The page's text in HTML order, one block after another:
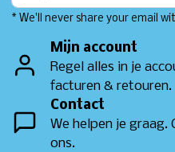
* We'll never share your email
Mijn account
Regel alles in je
facturen & retouren.
Contact
We helpen je graag.
ons.